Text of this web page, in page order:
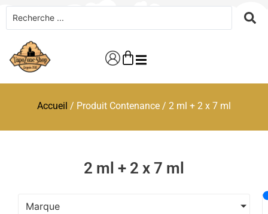
Accueil / Produit Contenance / 2 ml + 2 x 7 ml
2 ml + 2 x 7 ml
Marque